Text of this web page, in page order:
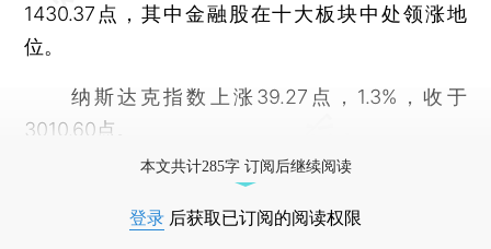
1430.37点，其中金融股在十大板块中处领涨地
位。
纳斯达克指数上涨39.27点，1.3%，收于
3010.60点。
本文共计285字 订阅后继续阅读
登录 后获取已订阅的阅读权限